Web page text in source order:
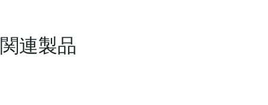
関連製品